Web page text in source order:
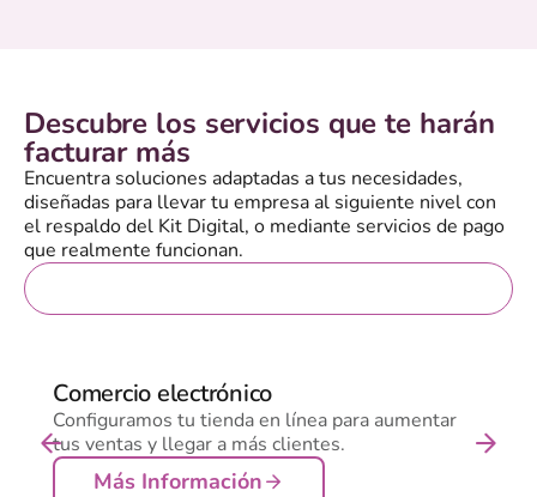
Descubre los servicios que te harán
facturar más
Encuentra soluciones adaptadas a tus necesidades,
diseñadas para llevar tu empresa al siguiente nivel con
el respaldo del Kit Digital, o mediante servicios de pago
que realmente funcionan.
Comercio electrónico
Configuramos tu tienda en línea para aumentar
tus ventas y llegar a más clientes.
Más Información